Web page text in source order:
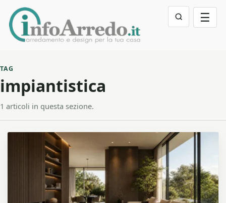
☰
TAG
impiantistica
1 articoli in questa sezione.